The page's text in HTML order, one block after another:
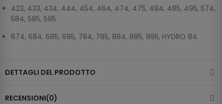
423, 433, 434, 444, 454, 464, 474, 475, 484, 485, 495, 574,
584, 585, 595.
674, 684, 685, 695, 784, 785, 884, 885, 995, HYDRO 84.
DETTAGLI DEL PRODOTTO
RECENSIONI(0)